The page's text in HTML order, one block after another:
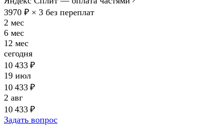
3970 ₽ × 3 без переплат
2 мес
6 мес
12 мес
сегодня
10 433 ₽
19 июл
10 433 ₽
2 авг
10 433 ₽
Задать вопрос